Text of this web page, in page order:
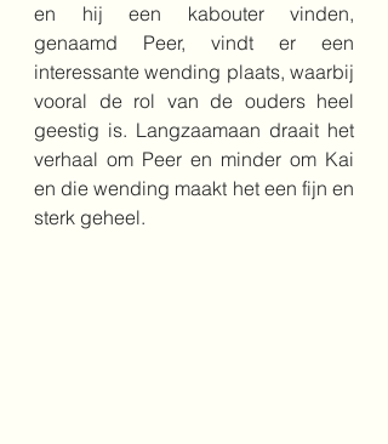
en hij een kabouter vinden,
genaamd Peer, vindt er een
interessante wending plaats, waarbij
vooral de rol van de ouders heel
geestig is. Langzaamaan draait het
verhaal om Peer en minder om Kai
en die wending maakt het een fijn en
sterk geheel.